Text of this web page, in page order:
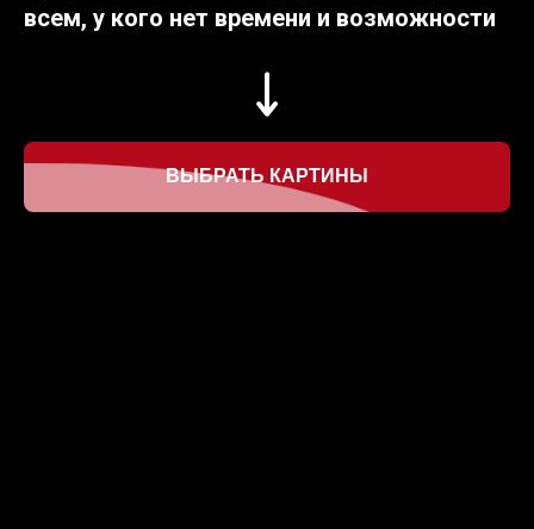
всем, у кого нет времени и возможности
ВЫБРАТЬ КАРТИНЫ